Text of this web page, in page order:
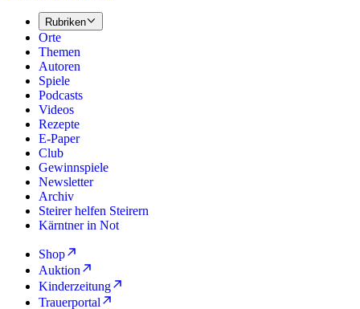
Rubriken
Orte
Themen
Autoren
Spiele
Podcasts
Videos
Rezepte
E-Paper
Club
Gewinnspiele
Newsletter
Archiv
Steirer helfen Steirern
Kärntner in Not
Shop
Auktion
Kinderzeitung
Trauerportal